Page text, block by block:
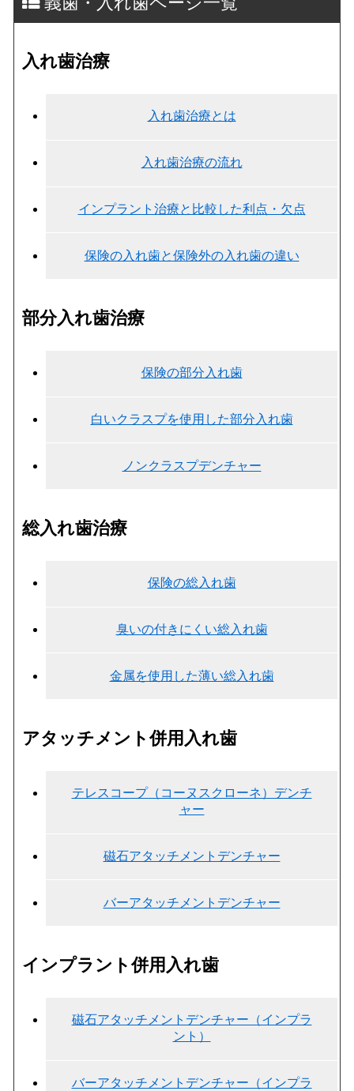
入れ歯治療
入れ歯治療とは
入れ歯治療の流れ
インプラント治療と比較した利点・欠点
保険の入れ歯と保険外の入れ歯の違い
部分入れ歯治療
保険の部分入れ歯
白いクラスプを使用した部分入れ歯
ノンクラスプデンチャー
総入れ歯治療
保険の総入れ歯
臭いの付きにくい総入れ歯
金属を使用した薄い総入れ歯
アタッチメント併用入れ歯
テレスコープ（コーヌスクローネ）デンチ
ャー
磁石アタッチメントデンチャー
バーアタッチメントデンチャー
インプラント併用入れ歯
磁石アタッチメントデンチャー（インプラ
ント）
バーアタッチメントデンチャー（インプラ